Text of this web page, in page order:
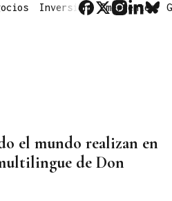
Inversión Emergentes
el mundo realizan en
de Don